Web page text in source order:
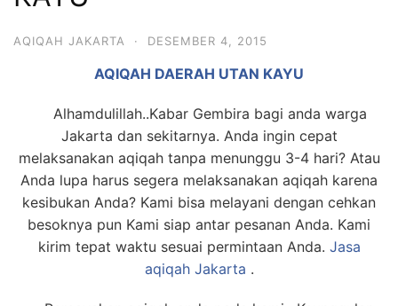
6713
AQIQAH JAKARTA · DESEMBER 4, 2015
AQIQAH DAERAH UTAN KAYU
Alhamdulillah..Kabar Gembira bagi anda warga
Jakarta dan sekitarnya. Anda ingin cepat
melaksanakan aqiqah tanpa menunggu 3-4 hari? Atau
Anda lupa harus segera melaksanakan aqiqah karena
kesibukan Anda? Kami bisa melayani dengan cehkan
besoknya pun Kami siap antar pesanan Anda. Kami
kirim tepat waktu sesuai permintaan Anda. Jasa
aqiqah Jakarta .